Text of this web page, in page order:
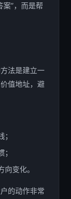
案”，而是帮
法是建立一
值地址，避
变化。
的动作非常